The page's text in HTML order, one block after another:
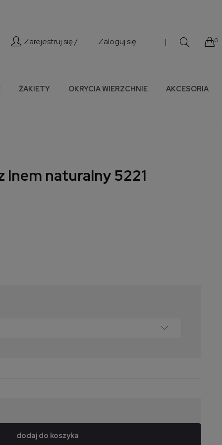
Zarejestruj się / Zaloguj się | 0
ŻAKIETY OKRYCIA WIERZCHNIE AKCESORIA
lnem naturalny 5221
dodaj do koszyka